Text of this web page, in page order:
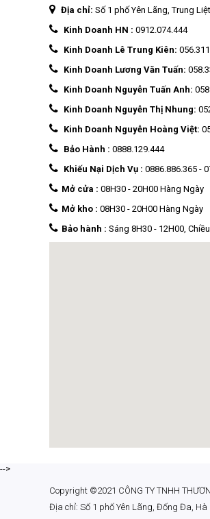
Địa chỉ: Số 1 phố Yên Lãng, Trung
Kinh Doanh HN : 0912.074.444
Kinh Doanh Lê Trung Kiên:
Kinh Doanh Lương Văn Tuấn:
Kinh Doanh Nguyễn Tuấn Anh:
Kinh Doanh Nguyễn Thị Nhung:
Kinh Doanh Nguyễn Hoàng Việt:
Bảo Hành : 0888.129.444
Khiếu Nại Dịch Vụ : 0886.886.365 -
Mở cửa : 08H30 - 20H00 Hàng Ngày
Mở kho : 08H30 - 20H00 Hàng Ngày
Bảo hành : Sáng 8H30 - 12H00,
-->
Copyright ©2021 CÔNG TY TNHH
Địa chỉ: Số 1 phố Yên Lãng, Đống Đa, Hà